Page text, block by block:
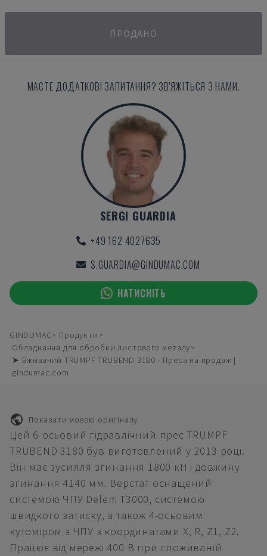
ПРОДАНО
МАЄТЕ ДОДАТКОВІ ЗАПИТАННЯ? ЗВ'ЯЖІТЬСЯ З НАМИ.
SERGI GUARDIA
+49 162 4027635
S.GUARDIA@GINDUMAC.COM
НАТИСНІТЬ
GINDUMAC
Продукти
Обладнання для обробки листового металу
➤ Вживаний TRUMPF TRUBEND 3180 - Преса на продаж |
gindumac.com
Показати мовою оригіналу
Цей 6-осьовий гідравлічний прес TRUMPF
TRUBEND 3180 був виготовлений у 2013 році.
Він має зусилля згинання 1800 кН і довжину
згинання 4140 мм. Верстат оснащений
системою ЧПУ Delem T3000, системою
швидкого затиску, а також 4-осьовим
кутоміром з ЧПУ з координатами X, R, Z1, Z2.
Працює від мережі 400 В при споживаній